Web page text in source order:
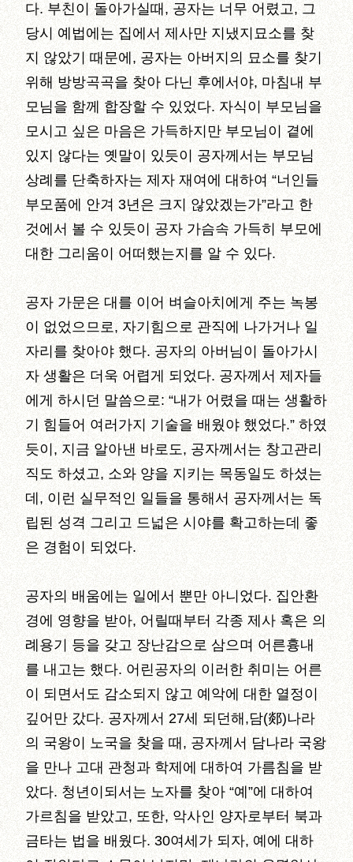
다. 부친이 돌아가실때, 공자는 너무 어렸고, 그
당시 예법에는 집에서 제사만 지냈지묘소를 찾
지 않았기 때문에, 공자는 아버지의 묘소를 찾기
위해 방방곡곡을 찾아 다닌 후에서야, 마침내 부
모님을 함께 합장할 수 있었다. 자식이 부모님을
모시고 싶은 마음은 가득하지만 부모님이 곁에
있지 않다는 옛말이 있듯이 공자께서는 부모님
상례를 단축하자는 제자 재여에 대하여 “너인들
부모품에 안겨 3년은 크지 않았겠는가”라고 한
것에서 볼 수 있듯이 공자 가슴속 가득히 부모에
대한 그리움이 어떠했는지를 알 수 있다.
공자 가문은 대를 이어 벼슬아치에게 주는 녹봉
이 없었으므로, 자기힘으로 관직에 나가거나 일
자리를 찾아야 했다. 공자의 아버님이 돌아가시
자 생활은 더욱 어렵게 되었다. 공자께서 제자들
에게 하시던 말씀으로: “내가 어렸을 때는 생활하
기 힘들어 여러가지 기술을 배웠야 했었다.” 하였
듯이, 지금 알아낸 바로도, 공자께서는 창고관리
직도 하셨고, 소와 양을 지키는 목동일도 하셨는
데, 이런 실무적인 일들을 통해서 공자께서는 독
립된 성격 그리고 드넓은 시야를 확고하는데 좋
은 경험이 되었다.
공자의 배움에는 일에서 뿐만 아니었다. 집안환
경에 영향을 받아, 어릴때부터 각종 제사 혹은 의
례용기 등을 갖고 장난감으로 삼으며 어른흉내
를 내고는 했다. 어린공자의 이러한 취미는 어른
이 되면서도 감소되지 않고 예악에 대한 열정이
깊어만 갔다. 공자께서 27세 되던해,담(郯)나라
의 국왕이 노국을 찾을 때, 공자께서 담나라 국왕
을 만나 고대 관청과 학제에 대하여 가름침을 받
았다. 청년이되서는 노자를 찾아 “예”에 대하여
가르침을 받았고, 또한, 악사인 양자로부터 북과
금타는 법을 배웠다. 30여세가 되자, 예에 대하